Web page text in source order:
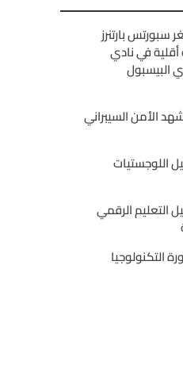
سبورتس بارتنرز
في نادي
البيسبول
الأمن السيبراني
اللوجستيات
التعليم الرقمي
التكنولوجيا